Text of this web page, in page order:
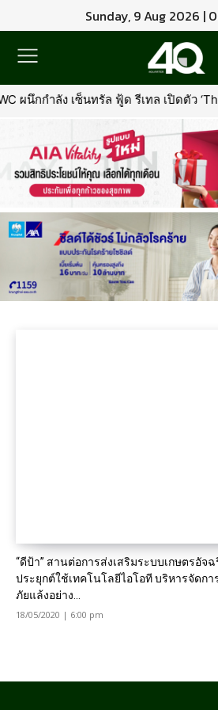
Sunday, 9 Aug 2026 |
ผนึกกำลัง เซ็นทรัล ฟู้ด รีเทล เปิดตัว
“ดีป้า” สานต่อการส่งเสริมระบบเกษตรอัจ
ประยุกต์ใช้เทคโนโลยีไอโอที บริหารจัดก
ภัยแล้งอย่าง...
18/05/2020 | 6:00 pm